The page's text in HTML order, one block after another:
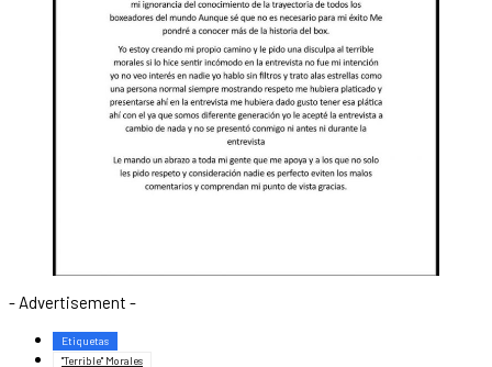
- Advertisement -
Etiquetas
"Terrible" Morales